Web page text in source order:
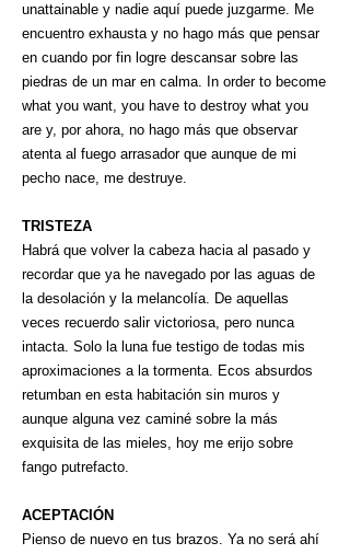
unattainable y nadie aquí puede juzgarme. Me
encuentro exhausta y no hago más que pensar
en cuando por fin logre descansar sobre las
piedras de un mar en calma. In order to become
what you want, you have to destroy what you
are y, por ahora, no hago más que observar
atenta al fuego arrasador que aunque de mi
pecho nace, me destruye.
TRISTEZA
Habrá que volver la cabeza hacia al pasado y
recordar que ya he navegado por las aguas de
la desolación y la melancolía. De aquellas
veces recuerdo salir victoriosa, pero nunca
intacta. Solo la luna fue testigo de todas mis
aproximaciones a la tormenta. Ecos absurdos
retumban en esta habitación sin muros y
aunque alguna vez caminé sobre la más
exquisita de las mieles, hoy me erijo sobre
fango putrefacto.
ACEPTACIÓN
Pienso de nuevo en tus brazos. Ya no será ahí